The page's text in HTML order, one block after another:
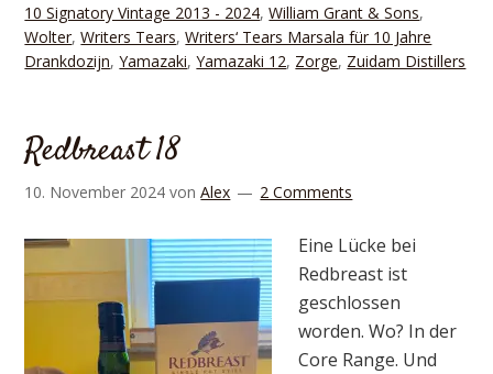
10 Signatory Vintage 2013 - 2024,William Grant & Sons,
Wolter,Writers Tears,Writers‘ Tears Marsala für 10 Jahre
Drankdozijn,Yamazaki,Yamazaki 12, Zorge, Zuidam Distillers
Redbreast 18
10. November 2024 vonAlex 2 Comments
Eine Lücke bei
Redbreast ist
geschlossen
worden. Wo? In der
Core Range. Und